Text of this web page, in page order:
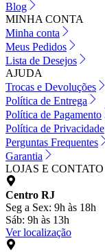
Blog
MINHA CONTA
Minha conta
Meus Pedidos
Lista de Desejos
AJUDA
Trocas e Devoluções
Política de Entrega
Política de Pagamento
Política de Privacidade
Perguntas Frequentes
Garantia
LOJAS E CONTATO
Centro RJ
Seg a Sex: 9h às 18h
Sáb: 9h às 13h
Ver localização